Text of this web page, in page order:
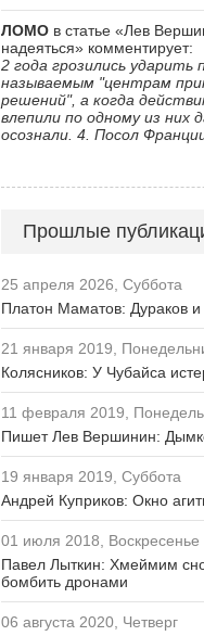
ЛОМО в статье «Лев
надеяться» комментирует:
2 года грозились ударить
называемым "центрам
решений", а когда
влепили по одному из них
осознали. 4. Посол
Прошлые
25 апреля 2026, Суббота
Платон Маматов: Дураков и
21 января 2019,
Колясников: У Чубайса
11 февраля 2019,
Пишет Лев Вершинин:
19 января 2019, Суббота
Андрей Куприков: Окно
01 июля 2018, Воскресенье
Павел Лыткин: Хмеймим
бомбить дронами
06 августа 2020, Четверг